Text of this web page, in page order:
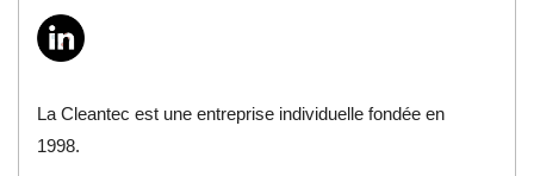
La Cleantec est une entreprise individuelle fondée en
1998.